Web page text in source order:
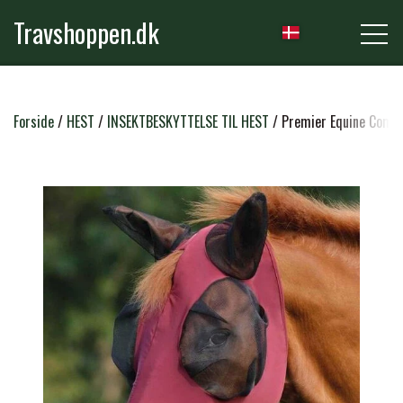
Travshoppen.dk
NYHEDER
HEST
GRIMER & TRÆKTOVE
TRENSER & TILBEHØR
SADLER & TILBEHØR
RYTTER
RIDEBUKSER & LEGGINS
TRØJER, BLUSER & T-SHIRTS
PLEJE & STALD
STRIGLER & TILBEHØR
Forside HEST INSEKTBESKYTTELSE TIL HEST Premier Equine